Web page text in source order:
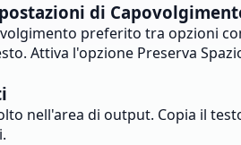
di
preferito tra opzioni
Attiva l'opzione Preserva
nell'area di output. Copia il